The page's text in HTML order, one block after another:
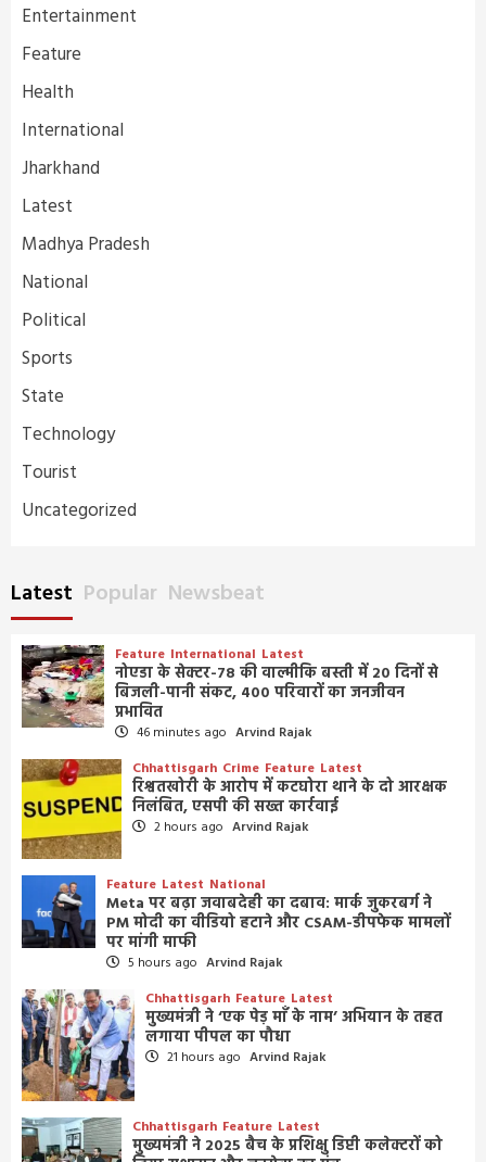
Entertainment
Feature
Health
International
Jharkhand
Latest
Madhya Pradesh
National
Political
Sports
State
Technology
Tourist
Uncategorized
Latest Popular Newsbeat
Feature International Latest
नोएडा के सेक्टर-78 की वाल्मीकि बस्ती में 20 दिनों से
बिजली-पानी संकट, 400 परिवारों का जनजीवन
प्रभावित
46 minutes ago Arvind Rajak
Chhattisgarh Crime Feature Latest
रिश्वतखोरी के आरोप में कटघोरा थाने के दो आरक्षक
निलंबित, एसपी की सख्त कार्रवाई
2 hours ago Arvind Rajak
Feature Latest National
Meta पर बढ़ा जवाबदेही का दबाव: मार्क जुकरबर्ग ने
PM मोदी का वीडियो हटाने और CSAM-डीपफेक मामलों
पर मांगी माफी
5 hours ago Arvind Rajak
Chhattisgarh Feature Latest
मुख्यमंत्री ने ‘एक पेड़ माँ के नाम’ अभियान के तहत
लगाया पीपल का पौधा
21 hours ago Arvind Rajak
Chhattisgarh Feature Latest
मुख्यमंत्री ने 2025 बैच के प्रशिक्षु डिप्टी कलेक्टरों को